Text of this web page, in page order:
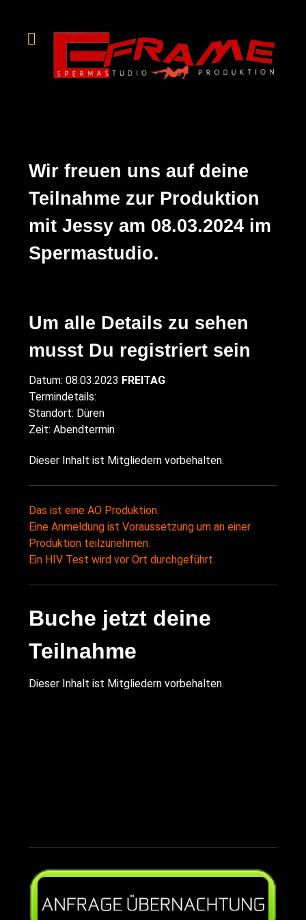
Wir freuen uns auf deine
Teilnahme zur Produktion
mit Jessy am 08.03.2024 im
Spermastudio.
Um alle Details zu sehen
musst Du registriert sein
Datum: 08.03.2023 FREITAG
Termindetails:
Standort: Düren
Zeit: Abendtermin
Dieser Inhalt ist Mitgliedern vorbehalten.
Das ist eine AO Produktion.
Eine Anmeldung ist Voraussetzung um an einer
Produktion teilzunehmen.
Ein HIV Test wird vor Ort durchgeführt.
Buche jetzt deine
Teilnahme
Dieser Inhalt ist Mitgliedern vorbehalten.